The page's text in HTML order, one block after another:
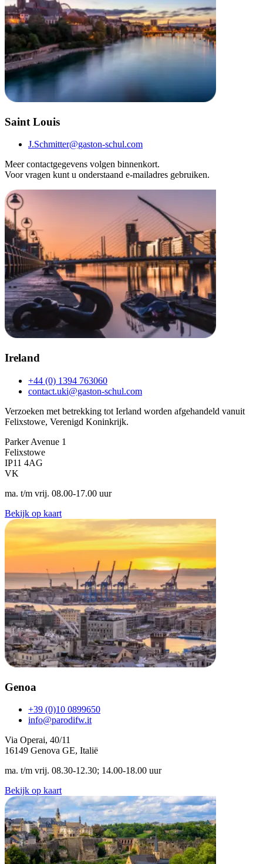
Saint Louis
J.Schmitter@gaston-schul.com
Meer contactgegevens volgen binnenkort.
Voor vragen kunt u onderstaand e-mailadres gebruiken.
Ireland
+44 (0) 1394 763060
contact.uki@gaston-schul.com
Verzoeken met betrekking tot Ierland worden afgehandeld vanuit
Felixstowe, Verenigd Koninkrijk.
Parker Avenue 1
Felixstowe
IP11 4AG
VK
ma. t/m vrij. 08.00-17.00 uur
Bekijk op kaart
Genoa
+39 (0)10 0899650
info@parodifw.it
Via Operai, 40/11
16149 Genova GE, Italië
ma. t/m vrij. 08.30-12.30; 14.00-18.00 uur
Bekijk op kaart